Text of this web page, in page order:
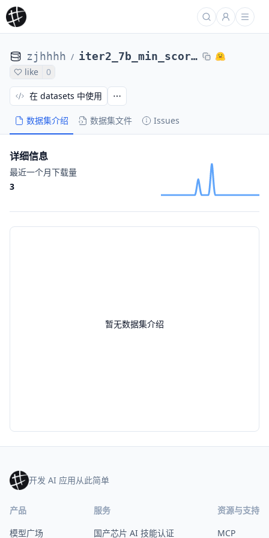
zjhhhh / iter2_7b_min_scores_adversary_44
like 0
数据集介绍 数据集文件 Issues
在 datasets 中使用
暂无数据集介绍
详细信息
最近一个月下载量
3
开发 AI 应用从此简单
产品
模型广场
服务
国产芯片 AI 技能认证
资源与支持
MCP